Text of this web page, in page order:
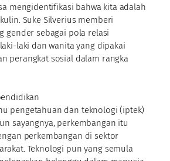
mengidentifikasi bahwa kita adalah
Suke Silverius memberi
gender sebagai pola relasi
laki dan wanita yang dipakai
perangkat sosial dalam rangka
pengetahuan dan teknologi (iptek)
sayangnya, perkembangan itu
perkembangan di sektor
Teknologi pun yang semula